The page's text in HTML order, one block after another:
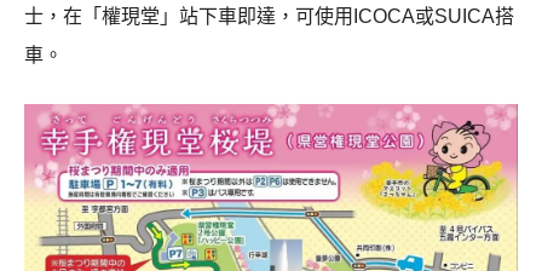
士，在「權現堂」站下車即達，可使用ICOCA或SUICA搭
車。